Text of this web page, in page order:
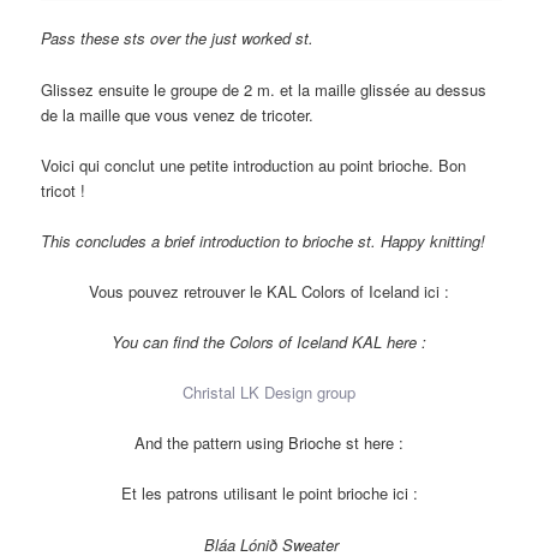
Pass these sts over the just worked st.
Glissez ensuite le groupe de 2 m. et la maille glissée au dessus
de la maille que vous venez de tricoter.
Voici qui conclut une petite introduction au point brioche. Bon
tricot !
This concludes a brief introduction to brioche st. Happy knitting!
Vous pouvez retrouver le KAL Colors of Iceland ici :
You can find the Colors of Iceland KAL here :
Christal LK Design group
And the pattern using Brioche st here :
Et les patrons utilisant le point brioche ici :
Bláa Lónið Sweater